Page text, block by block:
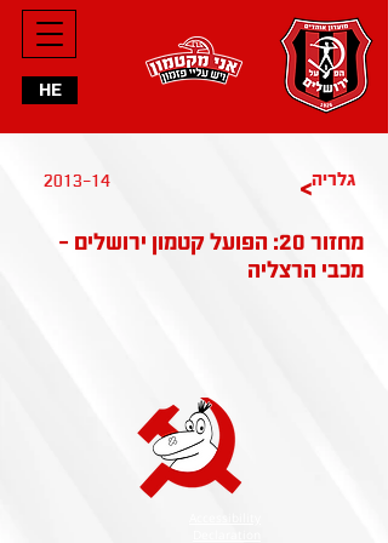
HE
2013-14 >גלריה
מחזור 20: הפועל קטמון ירושלים -
מכבי הרצליה